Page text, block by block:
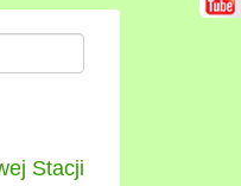
Stacji